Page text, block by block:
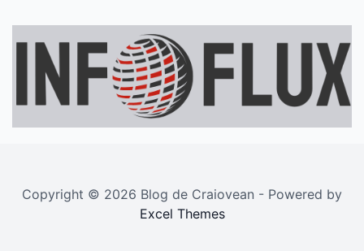
Copyright © 2026 Blog de Craiovean - Powered by
Excel Themes